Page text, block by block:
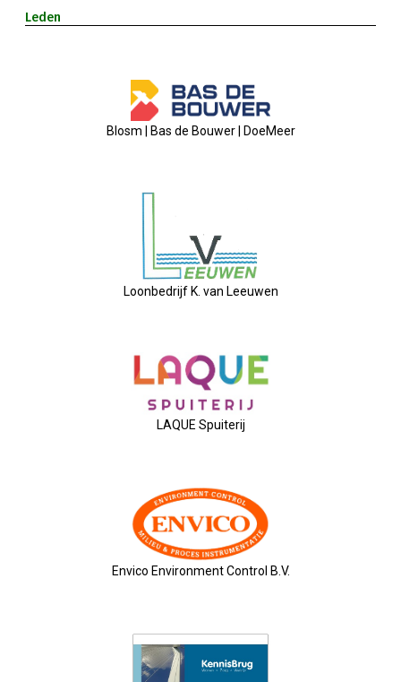
21-11-2025: Ondernemersontbijt
03-11-2025: Pubquiz
2025-04-16 ALV
2025-03-12 Kernbestuur Bijeen
2025-02-05 Bestuursvergadering
2025-01-02 Nieuwjaarsreceptie
2024-11-21 Regionale
2024-10-17 Bedrijfsbezoek
Leden
Blosm | Bas de Bouwer | DoeMeer
Loonbedrijf K. van Leeuwen
LAQUE Spuiterij
Envico Environment Control B.V.